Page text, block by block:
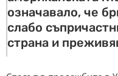
означавало, че
слабо
страна и